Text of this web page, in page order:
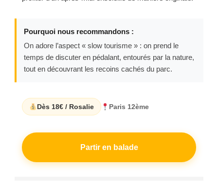
Pourquoi nous recommandons :
On adore l’aspect « slow tourisme » : on prend le
temps de discuter en pédalant, entourés par la nature,
tout en découvrant les recoins cachés du parc.
Dès 18€ / Rosalie Paris 12ème
Partir en balade